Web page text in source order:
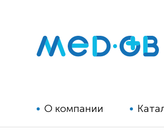
О компании